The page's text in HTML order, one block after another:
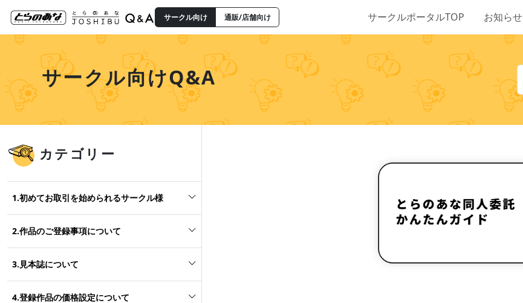
サークル向け 通販/店舗向け サークルポータルTOP お知らせ
サークル向けQ&A
カテゴリー
1.初めてお取引を始められるサークル様
2.作品のご登録事項について
3.見本誌について
4.登録作品の価格設定について